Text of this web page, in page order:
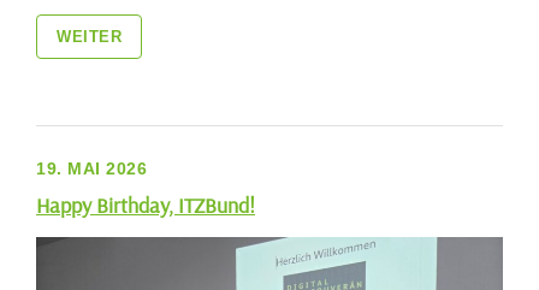
WEITER
19. MAI 2026
Happy Birthday, ITZBund!